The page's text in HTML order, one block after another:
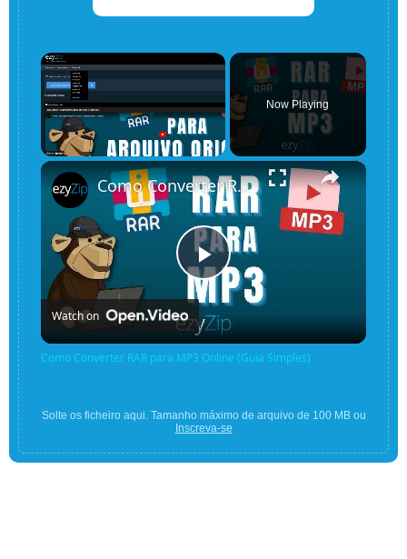
×
Now Playing
×
Play
Video
Como Converter RAR para MP3 Online (Guia Simples)
Watch on
Como Converter RAR para MP3 Online (Guia Simples)
Solte os ficheiro aqui. Tamanho máximo de arquivo de 100 MB ou
Inscreva-se